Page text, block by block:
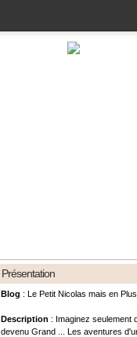
Présentation
Blog : Le Petit Nicolas mais en
Description : Imaginez seulement
devenu Grand ... Les aventures